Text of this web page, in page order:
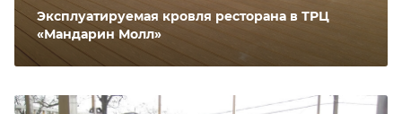
Эксплуатируемая кровля ресторана в ТРЦ
«Мандарин Молл»